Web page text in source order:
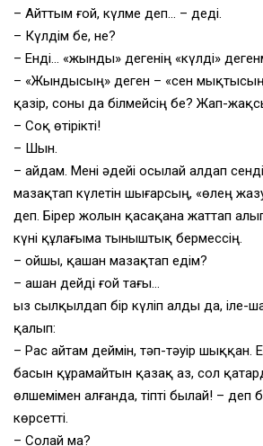
– Айттым ғой, күлме деп… – деді.
– Күлдім бе, не?
– Енді… «жынды» дегенің «күлді»
– «Жындысың» деген – «сен
қазір, соны да білмейсің бе? Жап-
– Соқ өтірікті!
– Шын.
– Қайдам. Мені әдейі осылай алдап
мазақтап күлетін шығарсың, «өлең
деп. Бірер жолын қасақана жаттап
күні құлағыма тыныштық бермессің.
– Қойшы, қашан мазақтап едім?
– Қашан дейді ғой тағы…
Қыз сылқылдап бір күліп алды да, іле-
қалып:
– Рас айтам деймін, тәп-тәуір шыққан.
басын құрамайтын қазақ аз, сол
өлшемімен алғанда, тіпті былай! – деп
көрсетті.
– Солай ма?